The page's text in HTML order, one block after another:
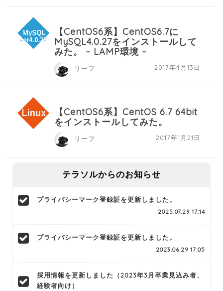
【CentOS6系】CentOS6.7に
MySQL4.0.27をインストールして
みた。 – LAMP環境 –
2017年4月13日
リーフ
【CentOS6系】CentOS 6.7 64bit
をインストールしてみた。
2017年1月21日
リーフ
テラソルからのお知らせ
プライバシーマーク登録証を更新しました。
2025.07.29 17:14
プライバシーマーク登録証を更新しました。
2023.06.29 17:05
採用情報を更新しました（2023年3月卒業見込み者、
経験者向け）